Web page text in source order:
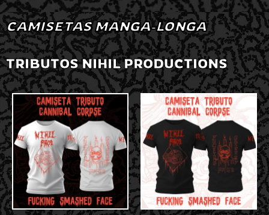
CAMISETAS MANGA-LONGA
TRIBUTOS NIHIL PRODUCTIONS